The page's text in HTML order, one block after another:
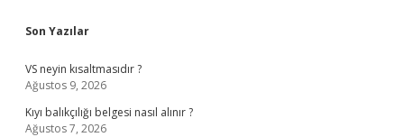
Sidebar
Son Yazılar
VS neyin kısaltmasıdır ?
Ağustos 9, 2026
Kıyı balıkçılığı belgesi nasıl alınır ?
Ağustos 7, 2026